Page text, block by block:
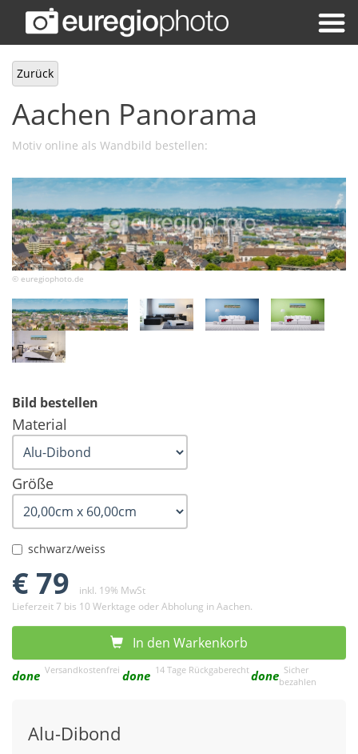
Zurück
Aachen Panorama
Motiv online als Wandbild bestellen:
© euregiophoto.de
Bild bestellen
Material
Größe
schwarz/weiss
€ 79
inkl. 19% MwSt
Lieferzeit 7 bis 10 Werktage oder Abholung in Aachen.
In den Warkenkorb
done Versandkostenfrei done 14 Tage Rückgaberechtdone Sicher
bezahlen
Alu-Dibond